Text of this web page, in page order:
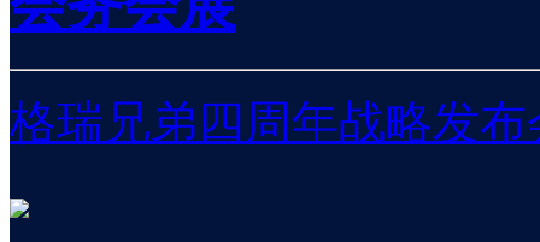
格瑞兄弟四周年战略发布